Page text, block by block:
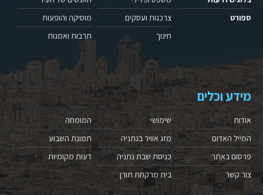
ספורט
צרכנות ועסקים
חינוך
מוסיקה והופעות
תרבות ואמנות
מידע וכלים
אודות
המייל האדום
פרסום באתר
צור קשר
שימושי
מזג אוויר בנתניה
כניסת שבת נתניה
בית מרקחת תורן
המומחה
תמונת השבוע
דעות מקומיות